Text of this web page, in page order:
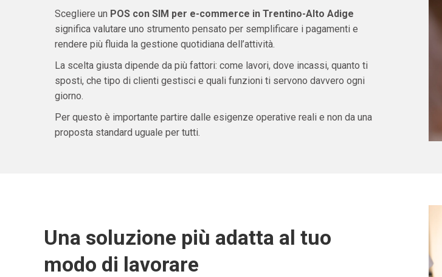
Scegliere un POS con SIM per e-commerce in Trentino-Alto Adige
significa valutare uno strumento pensato per semplificare i pagamenti e
rendere più fluida la gestione quotidiana dell’attività.
La scelta giusta dipende da più fattori: come lavori, dove incassi, quanto ti
sposti, che tipo di clienti gestisci e quali funzioni ti servono davvero ogni
giorno.
Per questo è importante partire dalle esigenze operative reali e non da una
proposta standard uguale per tutti.
Una soluzione più adatta al tuo
modo di lavorare